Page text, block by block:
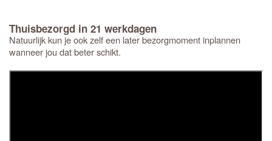
Thuisbezorgd in 21 werkdagen
Natuurlijk kun je ook zelf een later bezorgmoment inplannen
wanneer jou dat beter schikt.